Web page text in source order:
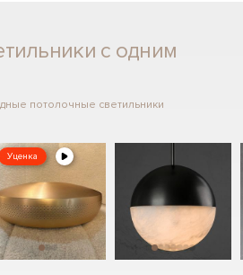
с одним
потолочные светильники
Уценка